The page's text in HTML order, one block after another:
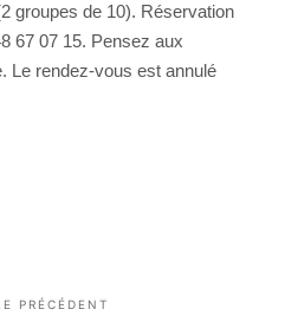
groupes de 10). Réservation
67 07 15. Pensez aux
Le rendez-vous est annulé
PRÉCÉDENT